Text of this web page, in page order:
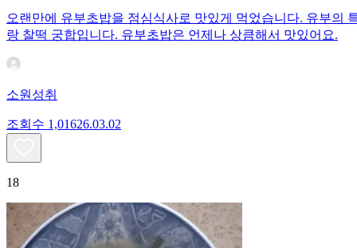
오랜만에 유부초밥을 점심식사로 맛있게 먹었습니다. 유부의
랑 찰떡 궁합입니다. 유부초밥은 언제나 상큼해서 맛있어요.
소원성취
조회수 1,01626.03.02
18